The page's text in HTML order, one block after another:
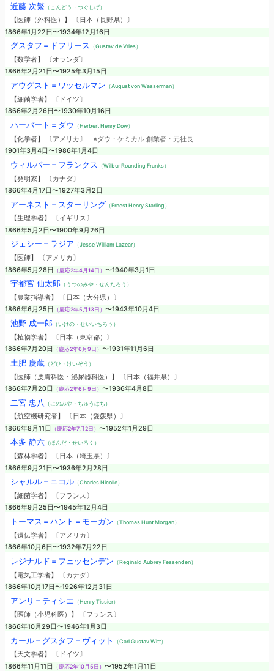
近藤 次繁 （こんどう・つぐしげ）
【医師（外科医）】 〔日本（長野県）〕
1866年1月22日〜1934年12月16日
グスタフ＝ドフリース （Gustav de Vries）
【数学者】 〔オランダ〕
1866年2月21日〜1925年3月15日
アウグスト＝ワッセルマン （August von Wasserman）
【細菌学者】 〔ドイツ〕
1866年2月26日〜1930年10月16日
ハーバート＝ダウ （Herbert Henry Dow）
【化学者】 〔アメリカ〕 ※ダウ・ケミカル 創業者・元社長
1901年3月4日〜1986年1月4日
ウィルバー＝フランクス （Wilbur Rounding Franks）
【発明家】 〔カナダ〕
1866年4月17日〜1927年3月2日
アーネスト＝スターリング （Ernest Henry Starling）
【生理学者】 〔イギリス〕
1866年5月2日〜1900年9月26日
ジェシー＝ラジア （Jesse William Lazear）
【医師】 〔アメリカ〕
1866年5月28日
（慶応2年4月14日） 〜1940年3月1日
宇都宮 仙太郎（うつのみや・せんたろう）
【農業指導者】 〔日本（大分県）〕
1866年6月25日
（慶応2年5月13日） 〜1943年10月4日
池野 成一郎（いけの・せいいちろう）
【植物学者】 〔日本（東京都）〕
1866年7月20日
（慶応2年6月9日） 〜1931年11月6日
土肥 慶蔵（どひ・けいぞう）
【医師（皮膚科医・泌尿器科医）】 〔日本（福井県）〕
1866年7月20日
（慶応2年6月9日） 〜1936年4月8日
二宮 忠八 （にのみや・ちゅうはち）
【航空機研究者】 〔日本（愛媛県）〕
1866年8月11日
（慶応2年7月2日） 〜1952年1月29日
本多 静六（ほんだ・せいろく）
【森林学者】 〔日本（埼玉県）〕
1866年9月21日〜1936年2月28日
シャルル＝ニコル（Charles Nicolle）
【細菌学者】 〔フランス〕
1866年9月25日〜1945年12月4日
トーマス＝ハント＝モーガン （Thomas Hunt Morgan）
【遺伝学者】 〔アメリカ〕
1866年10月6日〜1932年7月22日
レジナルド＝フェッセンデン （Reginald Aubrey Fessenden）
【電気工学者】 〔カナダ〕
1866年10月17日〜1926年12月31日
アンリ＝ティシエ （Henry Tissier）
【医師（小児科医）】 〔フランス〕
1866年10月29日〜1946年1月3日
カール＝グスタフ＝ヴィット （Carl Gustav Witt）
【天文学者】 〔ドイツ〕
1866年11月11日
（慶応2年10月5日） 〜1952年1月11日